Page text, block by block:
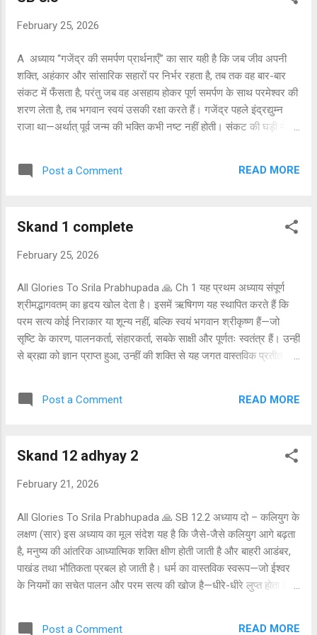
दिव्य सामर्थ्य उनके भीतर प्रकट रही। जैसे ही भगवान का पृथ्वी-लीला का कार्य
पूर्ण हुआ, वह विशेष शक्ति भी लौटा ली गई। इससे गहरी शिक्षा मिलती है कि
हमारी प्रतिभा, सामर्थ्...
February 25, 2026
A अध्याय “गजेंद्र की समर्पण प्रार्थनाएँ” का सार यही है कि जब जीव अपनी
शक्ति, अहंकार और सांसारिक सहारों पर निर्भर रहता है, तब तक वह बार-बार
संकट में फँसता है; परंतु जब वह असहाय होकर पूर्ण समर्पण के साथ परमेश्वर की
शरण लेता है, तब भगवान स्वयं उसकी रक्षा करते हैं। गजेंद्र पहले इंद्रद्युम्न
राजा था—अर्थात् पूर्व जन्म की भक्ति कभी नष्ट नहीं होती। संकट की घड़ी में
है। गजेंद्र ने किसी देवता को नहीं पुकारा, क्योंकि उसकी प्रार्थना मूल कारण—
अपनी आंतरिक शक्ति से लीलाएँ करने वाले स्वरूप के रूप में स्वीकार किया।
में प्रकृति कार्य करती है। यह वही तत्त्वज्ञान है जिसे आप भगवद्गीता के अध्याय
Post a Comment READ MORE
Skand 1 complete
February 25, 2026
All Glories To Srila Prabhupada 🙏 Ch 1 यह प्रथम अध्याय संपूर्ण
श्रीमद्भागवतम् का हृदय खोल देता है। इसमें ऋषिगण यह स्थापित करते हैं कि
परम सत्य कोई निराकार या शून्य नहीं, बल्कि स्वयं भगवान श्रीकृष्ण हैं—जो
सृष्टि के कारण, पालनकर्ता, संहारकर्ता, सबके साक्षी और पूर्णतः स्वतंत्र हैं। उन्हीं
से ब्रह्मा को ज्ञान प्राप्त हुआ, उन्हीं की शक्ति से यह जगत वास्तविक प्रतीत होता
है जो भौतिक इच्छाओं से रहित होकर शुद्ध भक्ति में ले जाए। ऋषि समझते हैं कि
कलियुग में मनुष्य अल्पायु, अशांत, आलसी और भ्रमित है; इतने शास्त्रों का
भागवत को वेद-वृक्ष का पका हुआ मधुर फल बताते हैं, जिसे श्रद्धा से सुनने मात्र
लीलाओं का श्रवण-कीर्तन ही तीनों प्रकार के दुःखों का अंत करता है। वे सूत
गोस्वामी से विनती करते हैं कि भगवान के अवतारों, लीलाओं और व...
Post a Comment READ MORE
Skand 12 adhyay 2
February 21, 2026
All Glories To Srila Prabhupada 🙏 SB 12.2 अध्याय दो – कलियुग के
लक्षण (सार) इस अध्याय का मूल संदेश यह है कि जैसे-जैसे कलियुग आगे बढ़ता
है, मनुष्य की आंतरिक आध्यात्मिक शक्ति क्षीण होती जाती है और बाहरी आडंबर,
पाखंड तथा भौतिकता प्रबल हो जाती है। धर्म का वास्तविक स्वरूप—जो ईश्वर
के नियमों का सचेत पालन और परम सत्य की खोज है—धीरे-धीरे लुप्त होता है,
Post a Comment READ MORE